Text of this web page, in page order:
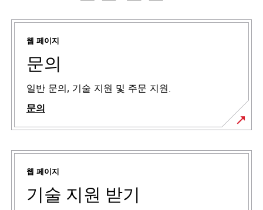
웹 페이지
문의
일반 문의, 기술 지원 및 주문 지원.
문의
웹 페이지
기술 지원 받기